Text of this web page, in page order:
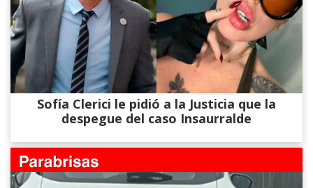
Sofía Clerici le pidió a la Justicia que la
despegue del caso Insaurralde